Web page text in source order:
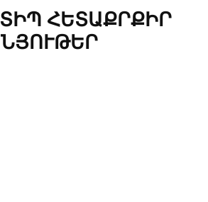
ՀԵՏԱՔՐՔԻՐ
ՆՅՈՒԹԵՐ